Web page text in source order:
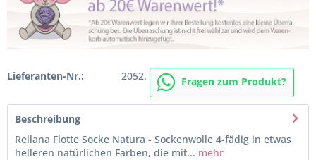
Lieferanten-Nr.: 2052. Fragen zum Produkt?
Beschreibung
Rellana Flotte Socke Natura - Sockenwolle 4-fädig in etwas
helleren natürlichen Farben, die mit... mehr